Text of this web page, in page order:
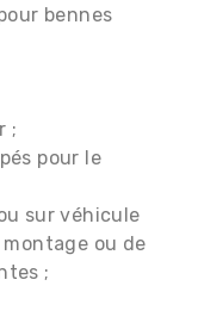
bennes
;
pour le
sur véhicule
ou de
;